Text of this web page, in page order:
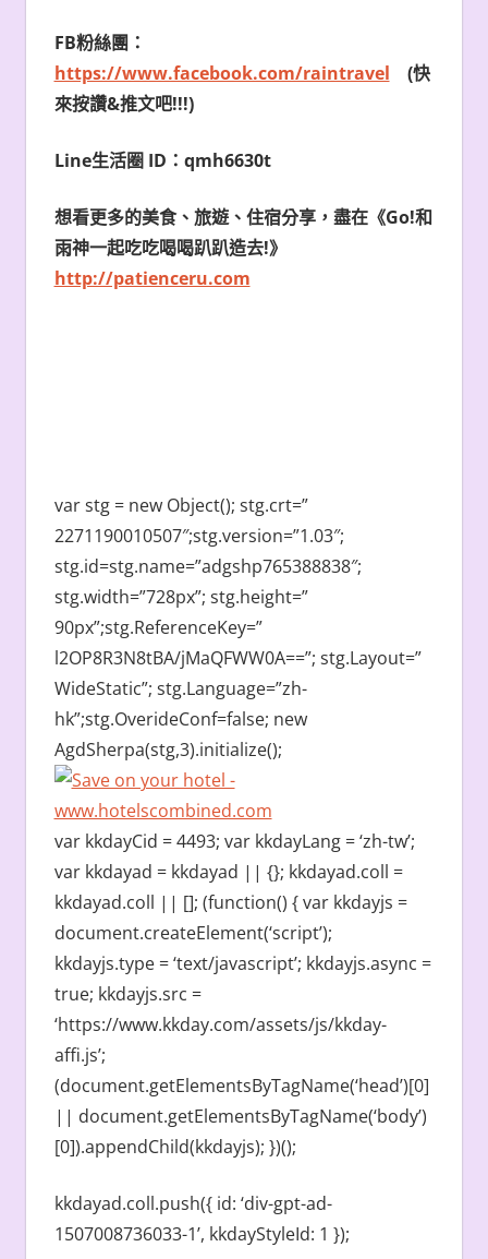
FB粉絲團：
https://www.facebook.com/raintravel
(快
來按讚&推文吧!!!)
Line生活圈 ID：qmh6630t
想看更多的美食、旅遊、住宿分享，盡在《Go!和
雨神一起吃吃喝喝趴趴造去!》
http://patienceru.com
var stg = new Object(); stg.crt=”
2271190010507″;stg.version=”1.03″;
stg.id=stg.name=”adgshp765388838″;
stg.width=”728px”; stg.height=”
90px”;stg.ReferenceKey=”
l2OP8R3N8tBA/jMaQFWW0A==”; stg.Layout=”
WideStatic”; stg.Language=”zh-
hk”;stg.OverideConf=false; new
AgdSherpa(stg,3).initialize();
var kkdayCid = 4493; var kkdayLang = ‘zh-tw’;
var kkdayad = kkdayad || {}; kkdayad.coll =
kkdayad.coll || []; (function() { var kkdayjs =
document.createElement(‘script’);
kkdayjs.type = ‘text/javascript’; kkdayjs.async =
true; kkdayjs.src =
‘https://www.kkday.com/assets/js/kkday-
affi.js’;
(document.getElementsByTagName(‘head’)[0]
|| document.getElementsByTagName(‘body’)
[0]).appendChild(kkdayjs); })();
kkdayad.coll.push({ id: ‘div-gpt-ad-
1507008736033-1’, kkdayStyleId: 1 });